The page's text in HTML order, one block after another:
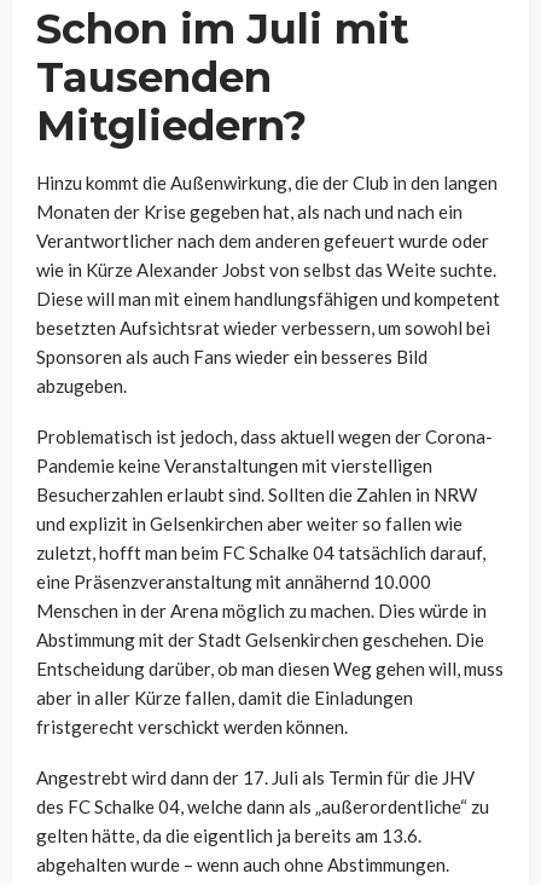
Schon im Juli mit
Tausenden
Mitgliedern?
Hinzu kommt die Außenwirkung, die der Club in den langen
Monaten der Krise gegeben hat, als nach und nach ein
Verantwortlicher nach dem anderen gefeuert wurde oder
wie in Kürze Alexander Jobst von selbst das Weite suchte.
Diese will man mit einem handlungsfähigen und kompetent
besetzten Aufsichtsrat wieder verbessern, um sowohl bei
Sponsoren als auch Fans wieder ein besseres Bild
abzugeben.
Problematisch ist jedoch, dass aktuell wegen der Corona-
Pandemie keine Veranstaltungen mit vierstelligen
Besucherzahlen erlaubt sind. Sollten die Zahlen in NRW
und explizit in Gelsenkirchen aber weiter so fallen wie
zuletzt, hofft man beim FC Schalke 04 tatsächlich darauf,
eine Präsenzveranstaltung mit annähernd 10.000
Menschen in der Arena möglich zu machen. Dies würde in
Abstimmung mit der Stadt Gelsenkirchen geschehen. Die
Entscheidung darüber, ob man diesen Weg gehen will, muss
aber in aller Kürze fallen, damit die Einladungen
fristgerecht verschickt werden können.
Angestrebt wird dann der 17. Juli als Termin für die JHV
des FC Schalke 04, welche dann als „außerordentliche“ zu
gelten hätte, da die eigentlich ja bereits am 13.6.
abgehalten wurde – wenn auch ohne Abstimmungen.